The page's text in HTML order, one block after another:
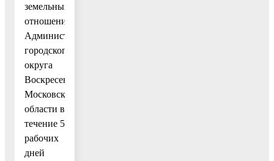
земельных
отношений
Администрации
городского
округа
Воскресенск
Московской
области в
течение 5
рабочих
дней